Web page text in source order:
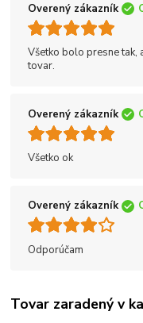
Overený zákazník
Všetko bolo presne tak,
tovar.
Overený zákazník
Všetko ok
Overený zákazník
Odporúčam
Tovar zaradený v